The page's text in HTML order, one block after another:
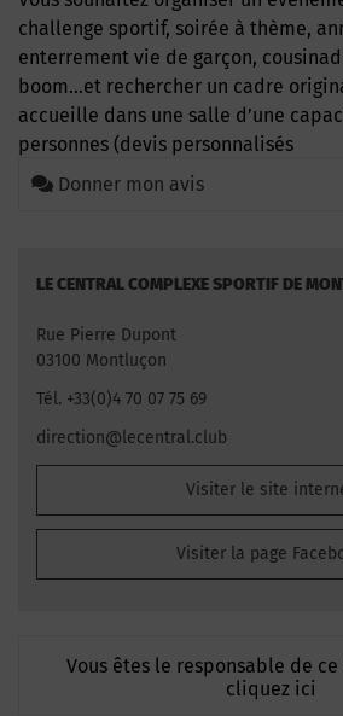
challenge sportif, soirée à thème,
enterrement vie de garçon,
boom…et rechercher un cadre
accueille dans une salle d’une
personnes (devis personnalisés
Donner mon avis
LE CENTRAL COMPLEXE SPORTIF DE
Rue Pierre Dupont
03100 Montluçon
Tél. +33(0)4 70 07 75 69
direction@lecentral.club
Visiter le site
Visiter la page
Vous êtes le responsable de
cliquez ici